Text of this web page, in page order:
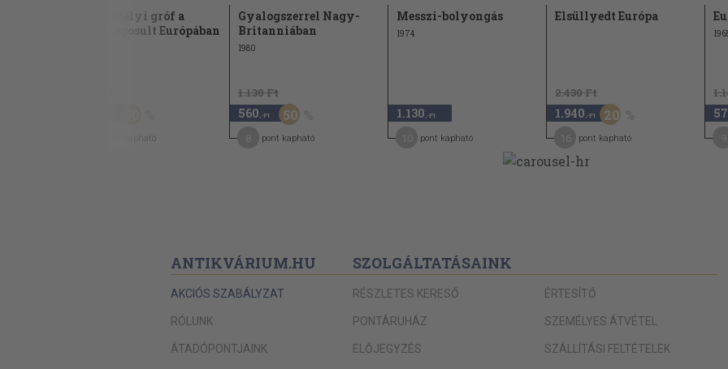
Egy erdélyi gróf a
felvilágosult Európában
pont kapható
Gyalogszerrel Nagy-
Britanniában
1980
1.130 Ft
560 ,-Ft 50
pont kapható
Messzi-bolyongás
1974
1.130 ,-Ft
pont kapható
Elsüllyedt Európa
2.430 Ft
1.940 ,-Ft 20
pont kapható
ANTIKVÁRIUM.HU
AKCIÓS SZABÁLYZAT
RÓLUNK
ÁTADÓPONTJAINK
SZOLGÁLTATÁSAINK
RÉSZLETES KERESŐ
PONTÁRUHÁZ
ELŐJEGYZÉS
ÉRTESÍTŐ
SZEMÉLYES ÁTVÉTEL
SZÁLLÍTÁSI FELTÉTELEK